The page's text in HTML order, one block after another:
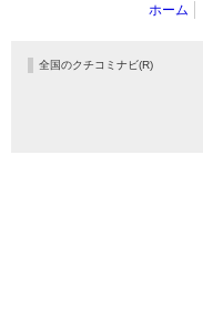
ホーム
全国のクチコミナビ(R)